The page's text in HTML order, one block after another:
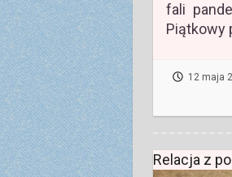
fali
Piątkowy
12 maja
Relacja z